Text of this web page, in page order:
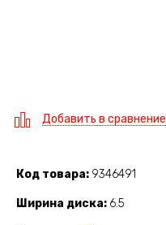
Добавить в сравнение
Код товара 9346491
Ширина диска 6.5